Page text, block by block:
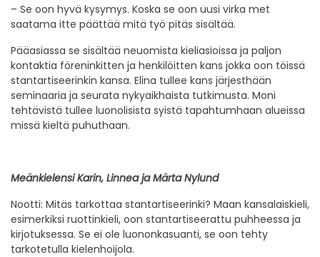
– Se oon hyvä kysymys. Koska se oon uusi virka met
saatama itte päättää mitä työ pitäs sisältää.
Pääasiassa se sisältää neuomista kieliasioissa ja paljon
kontaktia föreninkitten ja henkilöitten kans jokka oon töissä
stantartiseerinkin kansa. Elina tullee kans järjesthään
seminaaria ja seurata nykyaikhaista tutkimusta. Moni
tehtävistä tullee luonolisista syistä tapahtumhaan alueissa
missä kieltä puhuthaan.
Meänkielensi Karin, Linnea ja Märta Nylund
Nootti: Mitäs tarkottaa stantartiseerinki? Maan kansalaiskieli,
esimerkiksi ruottinkieli, oon stantartiseerattu puhheessa ja
kirjotuksessa. Se ei ole luononkasuanti, se oon tehty
tarkotetulla kielenhoijola.